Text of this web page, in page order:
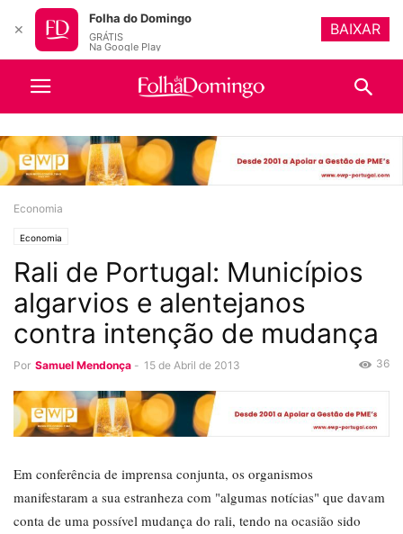
Economia
Economia
Rali de Portugal: Municípios
algarvios e alentejanos
contra intenção de mudança
Por Samuel Mendonça - 15 de Abril de 2013 36
Em conferência de imprensa conjunta, os organismos
manifestaram a sua estranheza com "algumas notícias" que davam
conta de uma possível mudança do rali, tendo na ocasião sido
✕
Folha do Domingo
GRÁTIS
Na Google Play
BAIXAR